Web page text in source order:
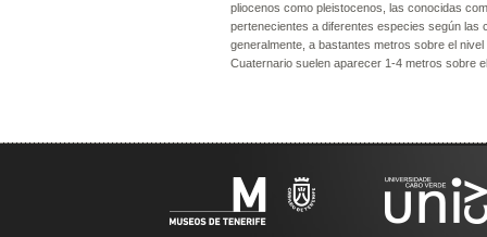
pliocenos como pleistocenos, las conocidas
pertenecientes a diferentes especies según las
generalmente, a bastantes metros sobre el
Cuaternario suelen aparecer 1-4 metros sobre